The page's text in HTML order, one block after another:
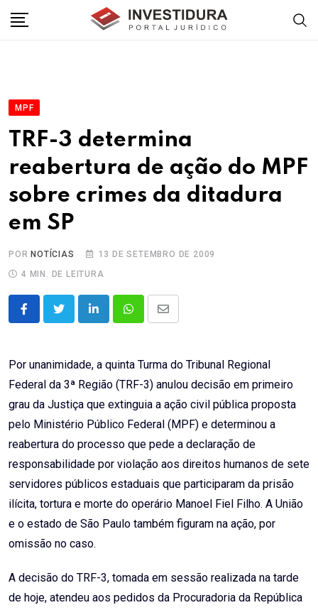
MPF
TRF-3 determina
reabertura de ação do MPF
sobre crimes da ditadura
em SP
POR NOTÍCIAS
13 DE SETEMBRO DE 2009
4 MIN. DE LEITURA
LinkedInWhatsappShare
Email
Por unanimidade, a quinta Turma do Tribunal Regional
Federal da 3ª Região (TRF-3) anulou decisão em primeiro
grau da Justiça que extinguia a ação civil pública proposta
pelo Ministério Público Federal (MPF) e determinou a
reabertura do processo que pede a declaração de
responsabilidade por violação aos direitos humanos de sete
servidores públicos estaduais que participaram da prisão
ilícita, tortura e morte do operário Manoel Fiel Filho. A União
e o estado de São Paulo também figuram na ação, por
omissão no caso.
A decisão do TRF-3, tomada em sessão realizada na tarde
de hoje, atendeu aos pedidos da Procuradoria da República